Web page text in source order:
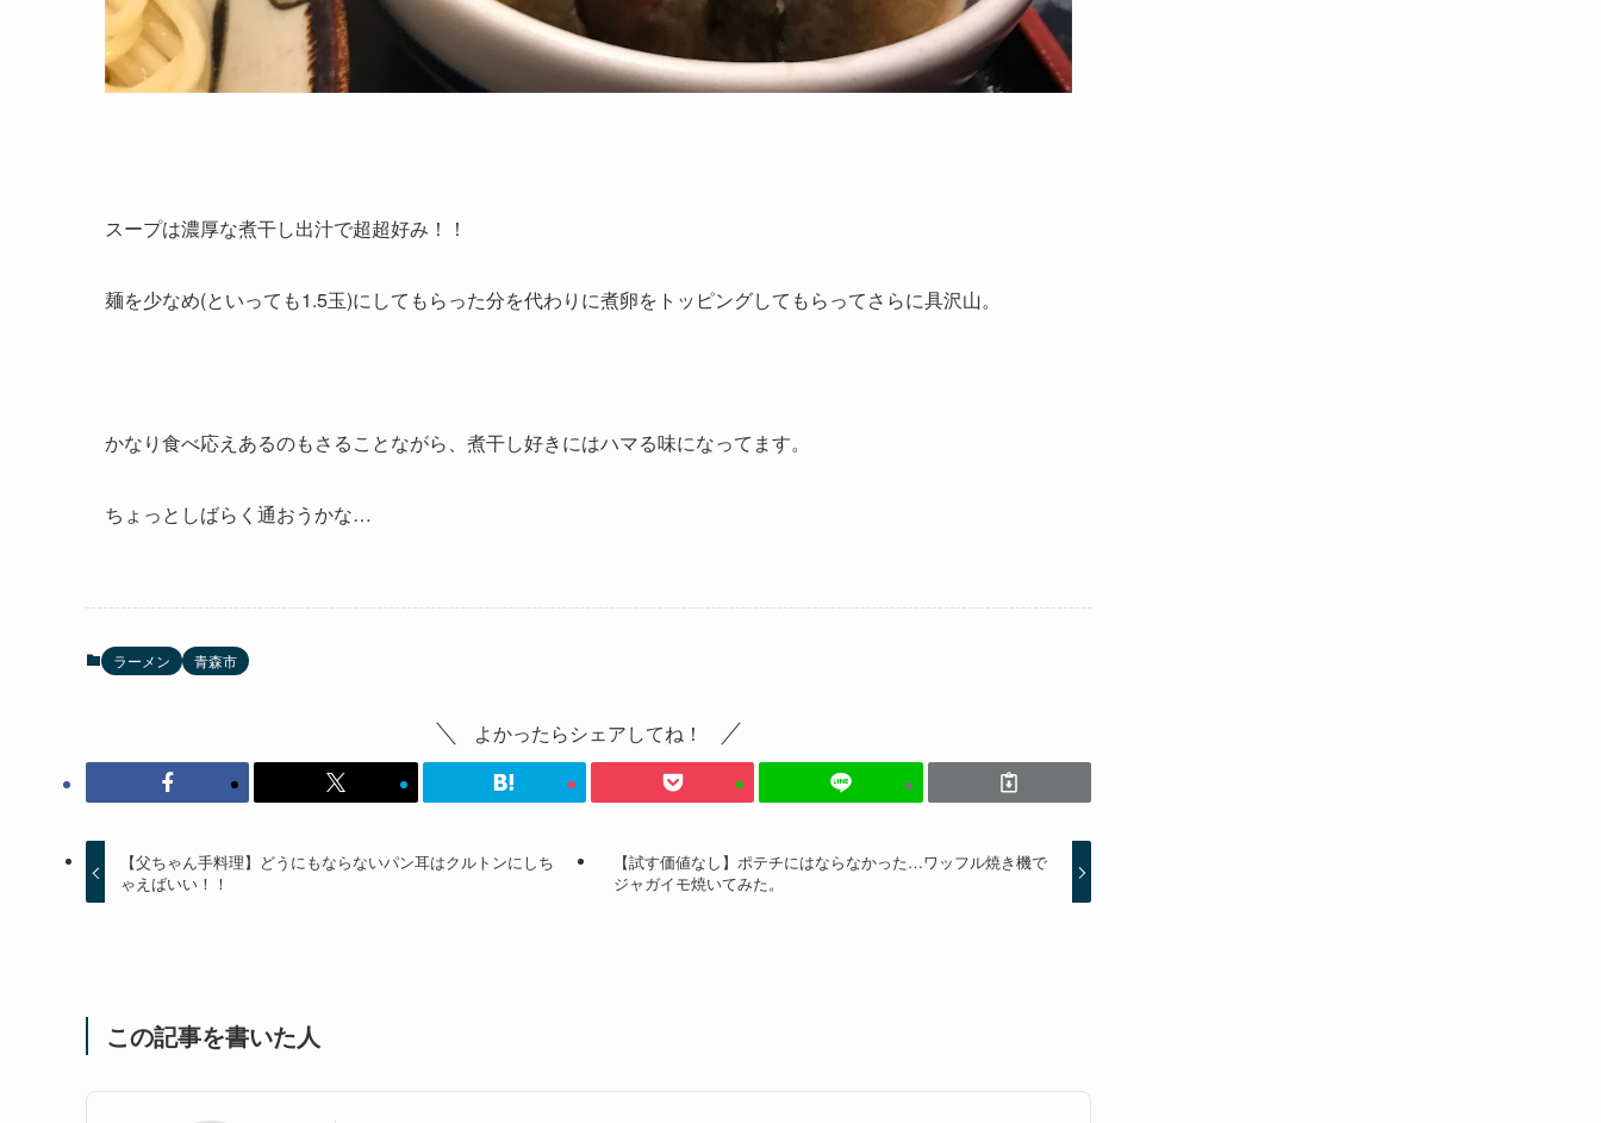
スープは濃厚な煮干し出汁で超超好み！！
麺を少なめ(といっても1.5玉)にしてもらった分を代わりに煮卵をトッピングしてもらってさらに具沢山。
かなり食べ応えあるのもさることながら、煮干し好きにはハマる味になってます。
ちょっとしばらく通おうかな…
ラーメン 青森市
よかったらシェアしてね！
【父ちゃん手料理】どうにもならないパン耳はクルトンにしち
ゃえばいい！！
【試す価値なし】ポテチにはならなかった…ワッフル焼き機で
ジャガイモ焼いてみた。
この記事を書いた人